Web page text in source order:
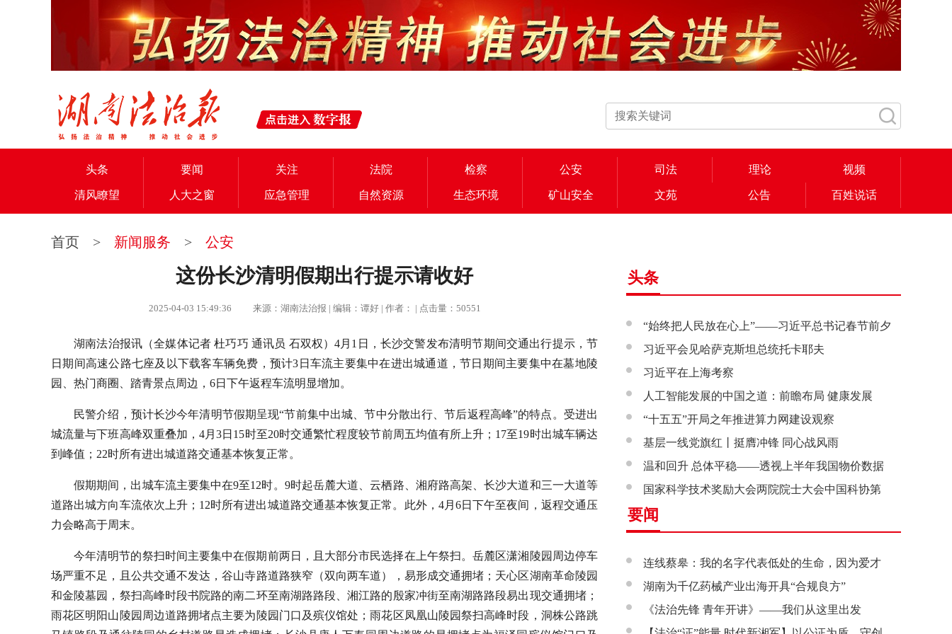
头条 要闻 关注 法院 检察 公安 司法 理论 视频
清风瞭望 人大之窗 应急管理 自然资源 生态环境 矿山安全 文苑 公告 百姓说话
首页 > 新闻服务 > 公安
这份长沙清明假期出行提示请收好
2025-04-03 15:49:36 来源：湖南法治报 | 编辑：谭好 | 作者： | 点击量：50551
湖南法治报讯（全媒体记者 杜巧巧 通讯员 石双权）4月1日，长沙交警发布清明节期间交通出行提示，节
日期间高速公路七座及以下载客车辆免费，预计3日车流主要集中在进出城通道，节日期间主要集中在墓地陵
园、热门商圈、踏青景点周边，6日下午返程车流明显增加。
民警介绍，预计长沙今年清明节假期呈现“节前集中出城、节中分散出行、节后返程高峰”的特点。受进出
城流量与下班高峰双重叠加，4月3日15时至20时交通繁忙程度较节前周五均值有所上升；17至19时出城车辆达
到峰值；22时所有进出城道路交通基本恢复正常。
假期期间，出城车流主要集中在9至12时。9时起岳麓大道、云栖路、湘府路高架、长沙大道和三一大道等
道路出城方向车流依次上升；12时所有进出城道路交通基本恢复正常。此外，4月6日下午至夜间，返程交通压
力会略高于周末。
今年清明节的祭扫时间主要集中在假期前两日，且大部分市民选择在上午祭扫。岳麓区潇湘陵园周边停车
场严重不足，且公共交通不发达，谷山寺路道路狭窄（双向两车道），易形成交通拥堵；天心区湖南革命陵园
和金陵墓园，祭扫高峰时段书院路的南二环至南湖路路段、湘江路的殷家冲街至南湖路路段易出现交通拥堵；
雨花区明阳山陵园周边道路拥堵点主要为陵园门口及殡仪馆处；雨花区凤凰山陵园祭扫高峰时段，洞株公路跳
头条
“始终把人民放在心上”——习近平总书记春节前夕
赴辽宁看望慰问基层干部群众纪实
习近平会见哈萨克斯坦总统托卡耶夫
习近平在上海考察
人工智能发展的中国之道：前瞻布局 健康发展
“十五五”开局之年推进算力网建设观察
基层一线党旗红丨挺膺冲锋 同心战风雨
温和回升 总体平稳——透视上半年我国物价数据
国家科学技术奖励大会两院院士大会中国科协第
十一次全国代表大会在京召开
要闻
连线蔡皋：我的名字代表低处的生命，因为爱才
接近理想的高地
湖南为千亿药械产业出海开具“合规良方”
《法治先锋 青年开讲》——我们从这里出发